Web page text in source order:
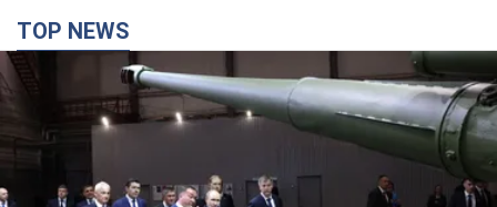
TOP NEWS